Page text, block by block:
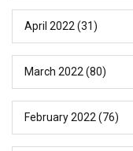
April 2022 (31)
March 2022 (80)
February 2022 (76)